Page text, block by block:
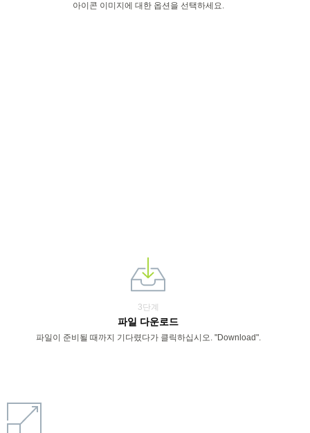
아이콘 이미지에 대한 옵션을 선택하세요.
3단계
파일 다운로드
파일이 준비될 때까지 기다렸다가 클릭하십시오. "Download".